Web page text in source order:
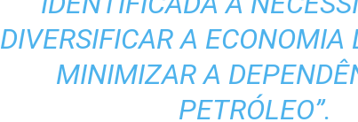
DIVERSIFICAR A ECONOMIA
MINIMIZAR A
PETRÓLEO”.